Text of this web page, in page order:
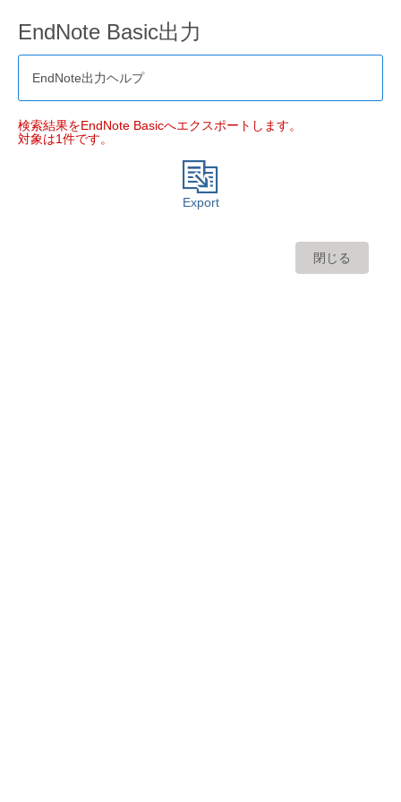
EndNote Basic出力
EndNote出力ヘルプ
検索結果をEndNote Basicへエクスポートします。
対象は1件です。
Export